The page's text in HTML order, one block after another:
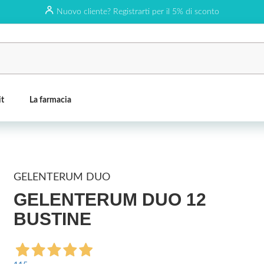
Nuovo cliente? Registrarti per il 5% di sconto
La farmacia
GELENTERUM DUO
GELENTERUM DUO 12
BUSTINE